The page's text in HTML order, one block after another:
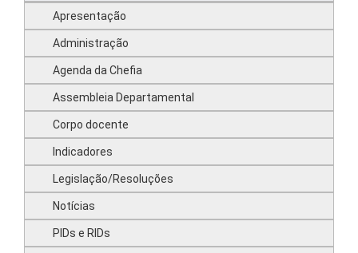
Apresentação
Administração
Agenda da Chefia
Assembleia Departamental
Corpo docente
Indicadores
Legislação/Resoluções
Notícias
PIDs e RIDs